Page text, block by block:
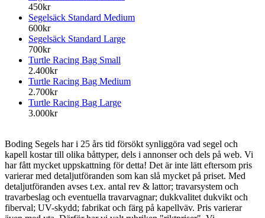
450kr
Segelsäck Standard Medium
600kr
Segelsäck Standard Large
700kr
Turtle Racing Bag Small
2.400kr
Turtle Racing Bag Medium
2.700kr
Turtle Racing Bag Large
3.000kr
Boding Segels har i 25 års tid försökt synliggöra vad segel och
kapell kostar till olika båttyper, dels i annonser och dels på web. Vi
har fått mycket uppskattning för detta! Det är inte lätt eftersom pris
varierar med detaljutföranden som kan slå mycket på priset. Med
detaljutföranden avses t.ex. antal rev & lattor; travarsystem och
travarbeslag och eventuella travarvagnar; dukkvalitet dukvikt och
fiberval; UV-skydd; fabrikat och färg på kapellväv. Pris varierar